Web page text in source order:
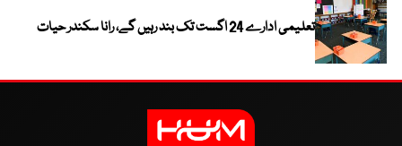
تعلیمی ادارے 24 اگست تک بند رہیں گے، رانا سکندر حیات